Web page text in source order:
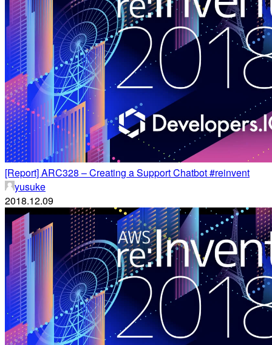
[Report] ARC328 – Creating a Support Chatbot #reinvent
yusuke
2018.12.09